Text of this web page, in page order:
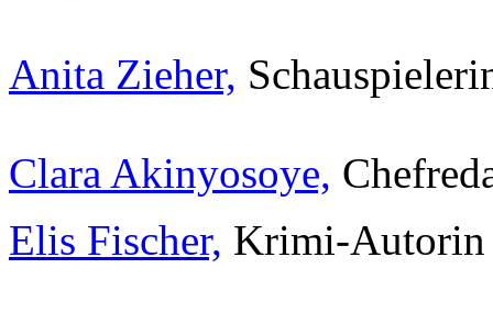
Anita Zieher,
Clara Akinyosoye,
Elis Fischer, Krimi-Autorin